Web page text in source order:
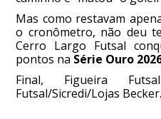
Mas como restavam
o cronômetro, não deu
Cerro Largo Futsal
pontos na Série Ouro
Final, Figueira
Futsal/Sicredi/Lojas Becker.